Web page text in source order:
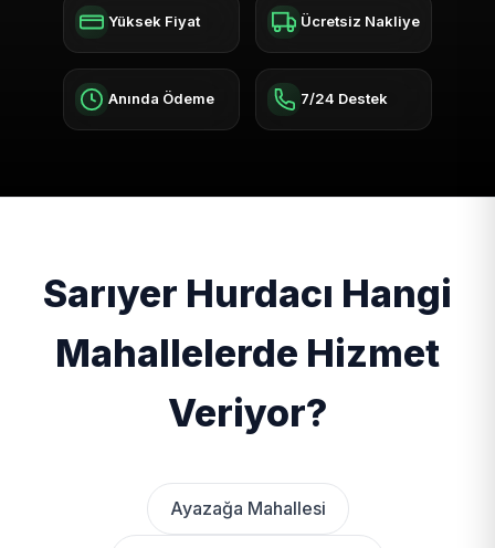
Yüksek Fiyat Ücretsiz Nakliye
Anında Ödeme 7/24 Destek
Sarıyer Hurdacı Hangi
Mahallelerde Hizmet
Veriyor?
Ayazağa Mahallesi